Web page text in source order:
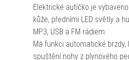
Elektrické autíčko je
kůže, předními LED světly a
MP3, USB a FM rádiem.
Má funkci automatické
spuštění nohy z plynového